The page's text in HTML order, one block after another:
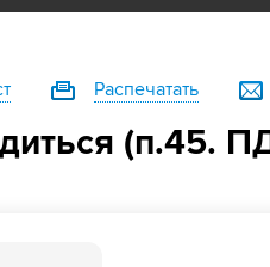
Распечатать
(п.45.